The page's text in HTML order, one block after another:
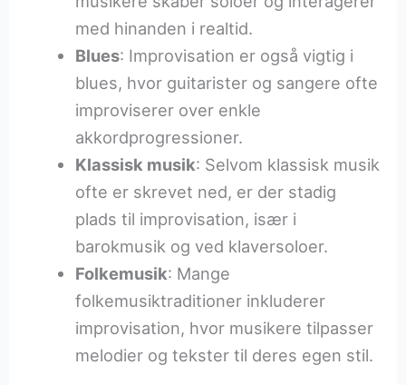
med hinanden i realtid.
Blues: Improvisation er også vigtig i
blues, hvor guitarister og sangere ofte
improviserer over enkle
akkordprogressioner.
Klassisk musik: Selvom klassisk musik
ofte er skrevet ned, er der stadig
plads til improvisation, især i
barokmusik og ved klaversoloer.
Folkemusik: Mange
folkemusiktraditioner inkluderer
improvisation, hvor musikere tilpasser
melodier og tekster til deres egen stil.